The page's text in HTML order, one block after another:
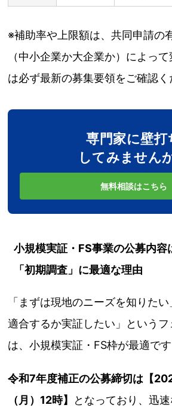
※補助率や上限額は、共同申請の
（中小企業か大企業か）によっ
は必ず最新の募集要領をご確認く
専門家に壁打
してみません
無料相談はこちら
小規模実証・FS事業の公募内容
「初期調査」に最適な理由
「まずは現地のニーズを知りた
適合するか実証したい」という
は、小規模実証・FS枠が最適です
令和7年度補正の公募締切は【
（月）12時】
となっており、迅